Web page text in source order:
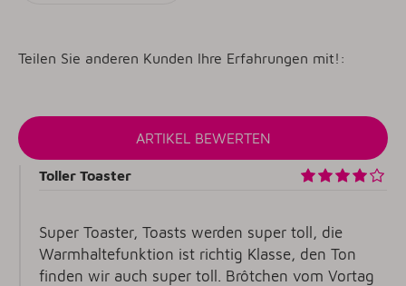
Teilen Sie anderen Kunden Ihre Erfahrungen mit!:
Toller Toaster
Super Toaster, Toasts werden super toll, die
Warmhaltefunktion ist richtig Klasse, den Ton
finden wir auch super toll. Brôtchen vom Vortag